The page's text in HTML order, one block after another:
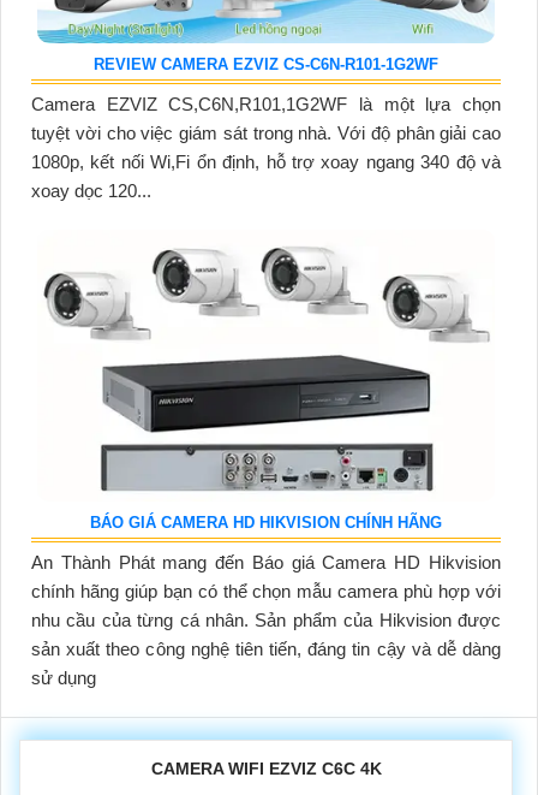
REVIEW CAMERA EZVIZ CS-C6N-R101-1G2WF
Camera EZVIZ CS,C6N,R101,1G2WF là một lựa chọn
tuyệt vời cho việc giám sát trong nhà. Với độ phân giải cao
1080p, kết nối Wi,Fi ổn định, hỗ trợ xoay ngang 340 độ và
xoay dọc 120...
BÁO GIÁ CAMERA HD HIKVISION CHÍNH HÃNG
An Thành Phát mang đến Báo giá Camera HD Hikvision
chính hãng giúp bạn có thể chọn mẫu camera phù hợp với
nhu cầu của từng cá nhân. Sản phẩm của Hikvision được
sản xuất theo công nghệ tiên tiến, đáng tin cậy và dễ dàng
sử dụng
CAMERA WIFI EZVIZ C6C 4K